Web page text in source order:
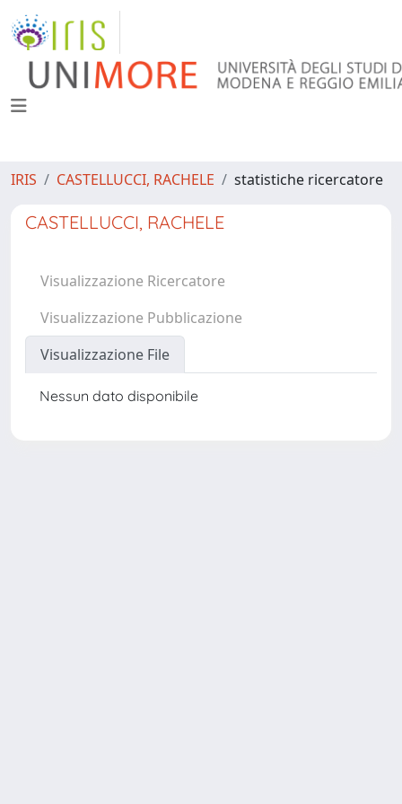
IRIS CASTELLUCCI, RACHELE statistiche ricercatore
CASTELLUCCI, RACHELE
Visualizzazione Ricercatore
Visualizzazione Pubblicazione
Visualizzazione File
Nessun dato disponibile